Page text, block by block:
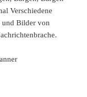
und Bilder von